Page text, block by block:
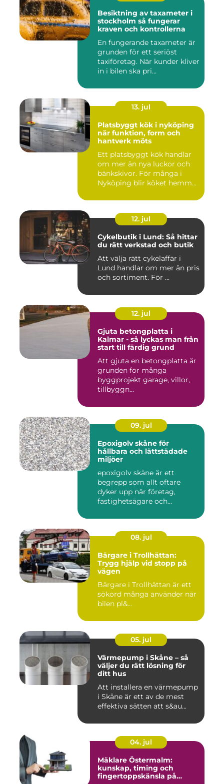
Besiktning av taxameter i
stockholm så fungerar
kraven och kontrollerna
En fungerande taxameter är
grunden för ett seriöst
taxiföretag. När kunder kliver
in i bilen ska pri...
13. jul
Platsbyggt kök i nyköping
när funktion, form och
hantverk möts
Ett platsbyggt kök handlar
om mer än nya luckor och
bänkskivor. För många i
Nyköping blir köket hemm...
12. jul
Cykelbutik i Lund: Så hittar
du rätt verkstad och butik
Att välja rätt cykelaffär i
Lund handlar om mer än pris
och sortiment. För ...
12. jul
Gjuta betongplatta i
Kalmar - så lyckas man från
start till färdig grund
Att gjuta en betongplatta är
grunden för många
byggprojekt garage, villor,
tillbyggn...
09. jul
Epoxigolv skåne för
hållbara och lättstädade
miljöer
epoxigolv skåne är ett
begrepp som allt oftare
dyker upp när företag,
fastighetsägare och
08. jul
Bärgare i Trollhättan:
Trygg hjälp vid stopp på
vägen
Bärgare i Trollhättan är ett
sökord många använder när
bilen pl&...
05. jul
Värmepump i Skåne – så
väljer du rätt lösning för
ditt hus
Att installera en värmepump
i Skåne är ett av de mest
effektiva sätten att s&au...
04. jul
Mäklare Östermalm:
kunskap, timing och
fingertoppskänsla på